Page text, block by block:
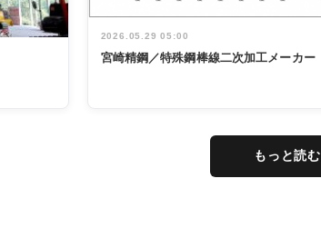
2026.05.29 05:00
宮崎精鋼／特殊鋼棒線二次加工メーカー
もっと読む